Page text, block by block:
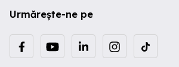
Urmărește-ne pe